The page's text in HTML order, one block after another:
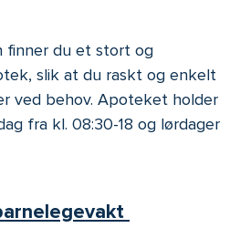
finner du et stort og
slik at du raskt og enkelt
ved behov. Apoteket holder
fra kl. 08:30-18 og lørdager